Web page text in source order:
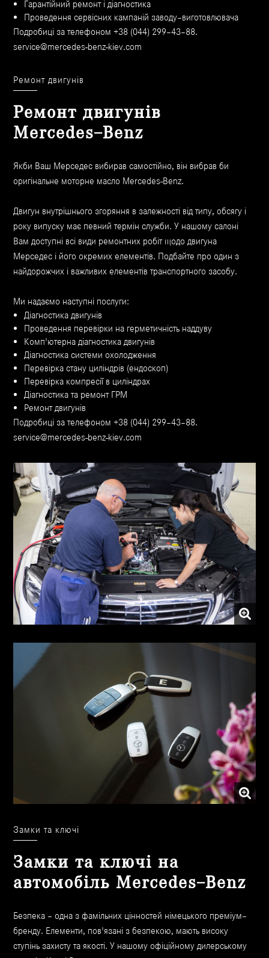
Гарантійний ремонт і діагностика
Проведення сервісних кампаній заводу–виготовлювача
Подробиці за телефоном +38 (044) 299–43–88.
service@mercedes-benz-kiev.com
Ремонт двигунів
Ремонт двигунів
Mercedes–Benz
Якби Ваш Мерседес вибирав самостійно, він вибрав би
оригінальне моторне масло Mercedes-Benz.
Двигун внутрішнього згоряння в залежності від типу, обсягу і
року випуску має певний термін служби. У нашому салоні
Вам доступні всі види ремонтних робіт щодо двигуна
Мерседес і його окремих елементів. Подбайте про один з
найдорожчих і важливих елементів транспортного засобу.
Ми надаємо наступні послуги:
Діагностика двигунів
Проведення перевірки на герметичність наддуву
Комп'ютерна діагностика двигунів
Діагностика системи охолодження
Перевірка стану циліндрів (ендоскоп)
Перевірка компресії в циліндрах
Діагностика та ремонт ГРМ
Ремонт двигунів
Подробиці за телефоном +38 (044) 299–43–88.
service@mercedes-benz-kiev.com
Замки та ключі
Замки та ключі на
автомобіль Mercedes–Benz
Безпека – одна з фамільних цінностей німецького преміум–
бренду. Елементи, пов'язані з безпекою, мають високу
ступінь захисту та якості. У нашому офіційному дилерському